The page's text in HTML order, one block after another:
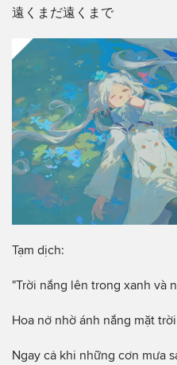
遠くまだ遠くまで
Tạm dịch:
"Trời nắng lên trong xanh và
Hoa nở nhờ ánh nắng mặt
Ngay cả khi những cơn mưa